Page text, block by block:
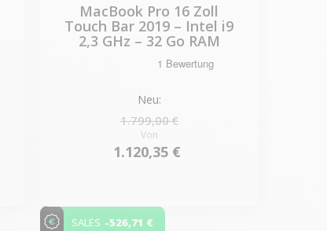
MacBook Pro 16 Zoll
Touch Bar 2019 – Intel i9
2,3 GHz – 32 Go RAM
Neu:
1.799,00 €
Von
1.120,35 €
SALES -526,71 €